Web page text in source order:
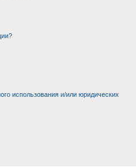
использования и/или юридических